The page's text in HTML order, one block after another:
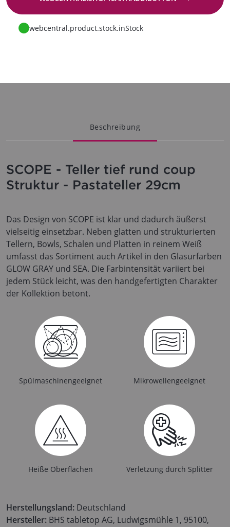
Zur Anfrage
webcentral.product.stock.inStock
Beschreibung
SCOPE - Teller tief rund coup
Struktur - Pastateller 29cm
Das Design von SCOPE ist klar und dadurch äußerst
vielseitig einsetzbar. Neben glatten und strukturierten
Tellern, Bowls, Schalen und Platten in reinem Weiß
umfasst das Sortiment auch Artikel in den Glasurfarben
GLOW GRAY und SEA. Die Farbintensität variiert bei
jedem Stück leicht, was den handgefertigten Charakter
der Kollektion betont.
Spülmaschinengeeignet Mikrowellengeeignet
Heiße Oberflächen Verletzung durch Splitter
Herstellungsland: Deutschland
Hersteller: BHS tabletop AG, Ludwigsmühle 1, 95100,